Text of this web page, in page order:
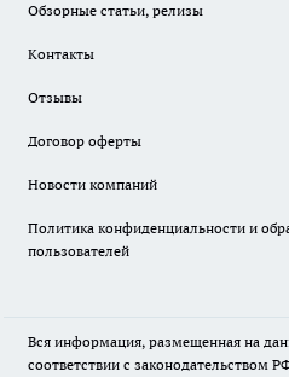
Обзорные статьи, релизы
Контакты
Отзывы
Договор оферты
Новости компаний
Политика конфиденциальности и
пользователей
Вся информация, размещенная на
соответствии с законодательством